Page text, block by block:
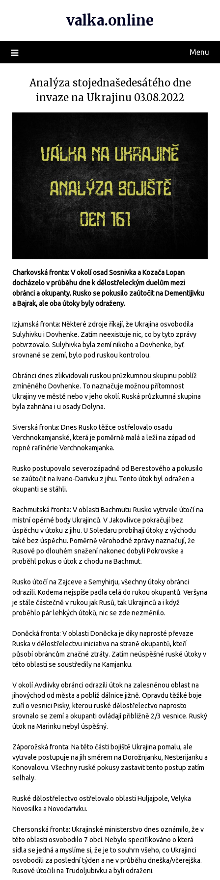
valka.online
Menu
Analýza stojednašedesátého dne
invaze na Ukrajinu 03.08.2022
Charkovská fronta: V okolí osad Sosnivka a Kozača Lopan
docházelo v průběhu dne k dělostřeleckým duelům mezi
obránci a okupanty. Rusko se pokusilo zaútočit na Dementijivku
a Bajrak, ale oba útoky byly odraženy.
Izjumská fronta: Některé zdroje říkají, že Ukrajina osvobodila
Sulyhivku i Dovhenke. Zatím neexistuje nic, co by tyto zprávy
potvrzovalo. Sulyhivka byla zemí nikoho a Dovhenke, byť
srovnané se zemí, bylo pod ruskou kontrolou.
Obránci dnes zlikvidovali ruskou průzkumnou skupinu poblíž
zmíněného Dovhenke. To naznačuje možnou přítomnost
Ukrajiny ve městě nebo v jeho okolí. Ruská průzkumná skupina
byla zahnána i u osady Dolyna.
Siverská fronta: Dnes Rusko těžce ostřelovalo osadu
Verchnokamjanské, která je poměrně malá a leží na západ od
ropné rafinérie Verchnokamjanka.
Rusko postupovalo severozápadně od Berestového a pokusilo
se zaútočit na Ivano-Darivku z jihu. Tento útok byl odražen a
okupanti se stáhli.
Bachmutská fronta: V oblasti Bachmutu Rusko vytrvale útočí na
místní opěrné body Ukrajinců. V Jakovlivce pokračují bez
úspěchu v útoku z jihu. U Soledaru probíhají útoky z východu
také bez úspěchu. Poměrně věrohodné zprávy naznačují, že
Rusové po dlouhém snažení nakonec dobyli Pokrovske a
proběhl pokus o útok z chodu na Bachmut.
Rusko útočí na Zajceve a Semyhirju, všechny útoky obránci
odrazili. Kodema nejspíše padla celá do rukou okupantů. Veršyna
je stále částečně v rukou jak Rusů, tak Ukrajinců a i když
proběhlo pár lehkých útoků, nic se zde nezměnilo.
Doněcká fronta: V oblasti Doněcka je díky naprosté převaze
Ruska v dělostřelectvu iniciativa na straně okupantů, kteří
působí obráncům značné ztráty. Zatím neúspěšné ruské útoky v
této oblasti se soustředily na Kamjanku.
V okolí Avdiivky obránci odrazili útok na zalesněnou oblast na
jihovýchod od města a poblíž dálnice jižně. Opravdu těžké boje
zuří o vesnici Pisky, kterou ruské dělostřelectvo naprosto
srovnalo se zemí a okupanti ovládají přibližně 2/3 vesnice. Ruský
útok na Marinku nebyl úspěšný.
Záporožská fronta: Na této části bojiště Ukrajina pomalu, ale
vytrvale postupuje na jih směrem na Dorožnjanku, Nesterijanku a
Konovalovu. Všechny ruské pokusy zastavit tento postup zatím
selhaly.
Ruské dělostřelectvo ostřelovalo oblasti Huljajpole, Velyka
Novosilka a Novodarivku.
Chersonská fronta: Ukrajinské ministerstvo dnes oznámilo, že v
této oblasti osvobodilo 7 obcí. Nebylo specifikováno o která
sídla se jedná a myslíme si, že je to souhrn všeho, co Ukrajinci
osvobodili za poslední týden a ne v průběhu dneška/včerejška.
Rusové útočili na Trudoljubivku a byli odraženi.